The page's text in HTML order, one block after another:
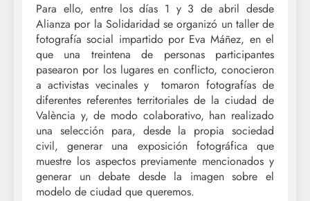
Para ello, entre los días 1 y 3 de abril desde
Alianza por la Solidaridad se organizó un taller de
fotografía social impartido por Eva Máñez, en el
que una treintena de personas participantes
pasearon por los lugares en conflicto, conocieron
a activistas vecinales y tomaron fotografías de
diferentes referentes territoriales de la ciudad de
València y, de modo colaborativo, han realizado
una selección para, desde la propia sociedad
civil, generar una exposición fotográfica que
muestre los aspectos previamente mencionados y
generar un debate desde la imagen sobre el
modelo de ciudad que queremos.